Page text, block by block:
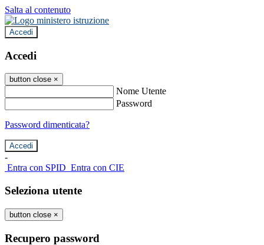
Salta al contenuto
Accedi
Accedi
button close ×
Nome Utente
Password
Password dimenticata?
-
Entra con SPID Entra con CIE
Seleziona utente
button close ×
Recupero password